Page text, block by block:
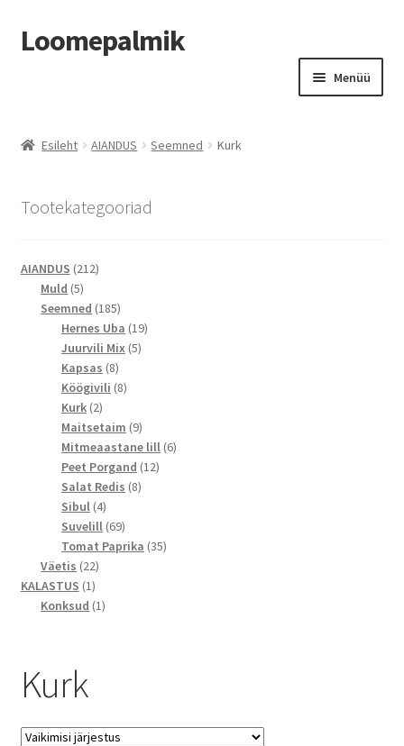
Loomepalmik
Menüü
Esileht AIANDUS Seemned Kurk
Kurk
Tootekategooriad
AIANDUS 212212
Muld 55
toodet
Seemned 185185
toodet
Hernes Uba 1919
Juurvili Mix 55
Kapsas 88
toodet
Köögivili 88
Kurk 22
toodet
Maitsetaim 99
toodet
Mitmeaastane lill 66
Peet Porgand 1212
Salat Redis 88
Sibul 44
toodet
Suvelill 6969
toodet
Tomat Paprika 3535
Väetis 2222
KALASTUS 11
toode
Konksud 11